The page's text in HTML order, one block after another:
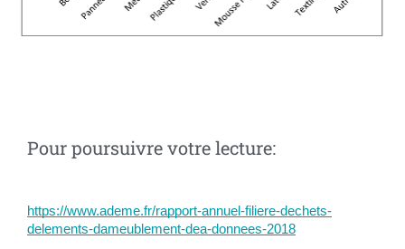
Pour poursuivre votre lecture:
https://www.ademe.fr/rapport-annuel-filiere-dechets-
delements-dameublement-dea-donnees-2018